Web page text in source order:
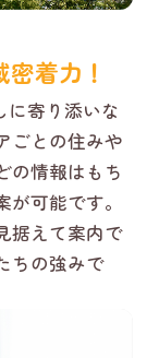
着力！
に寄り添いな
ごとの住みや
の情報はもち
可能です。
据えて案内で
ちの強みで